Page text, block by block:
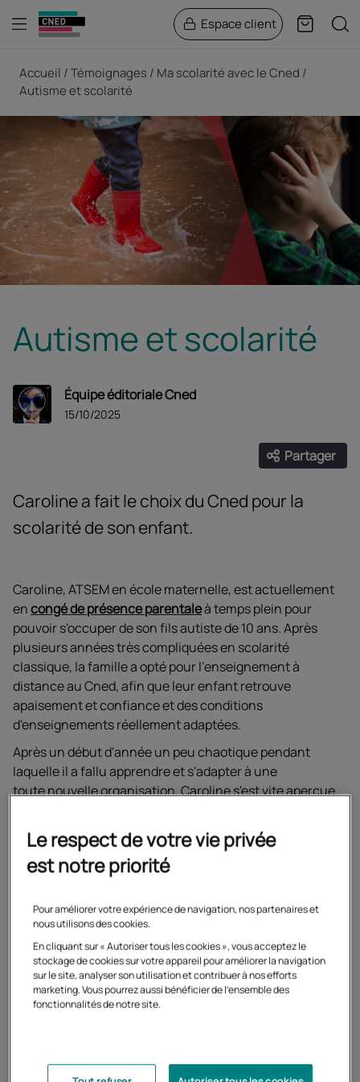
Menu Espace client Panier
Accueil Témoignages
Ma scolarité avec le Cned
Autisme et scolarité
Autisme et scolarité
Équipe éditoriale Cned
15/10/2025
Partager
Ouvrir
Caroline a fait le choix du Cned pour la
scolarité de son enfant.
Caroline, ATSEM en école maternelle, est actuellement
encongé de présence parentaleà temps plein pour
pouvoir s'occuper de son fils autiste de 10 ans. Après
plusieurs années très compliquées en scolarité
classique, la famille a opté pour l'enseignement à
distance au Cned, afin que leur enfant retrouve
apaisement et confiance et des conditions
d'enseignements réellement adaptées.
Après un début d'année un peu chaotique pendant
laquelle il a fallu apprendre et s'adapter à une
toute nouvelle organisation, Caroline s'est vite aperçue
que l’habitude de travailler avec elle lui rendait les
choses plus simples.
Le respect de votre vie privée
est notre priorité
Pour améliorer votre expérience de navigation, nos partenaires et
nous utilisons des cookies.
En cliquant sur « Autoriser tous les cookies », vous acceptez le
stockage de cookies sur votre appareil pour améliorer la navigation
sur le site, analyser son utilisation et contribuer à nos efforts
marketing. Vous pourrez aussi bénéficier de l'ensemble des
fonctionnalités de notre site.